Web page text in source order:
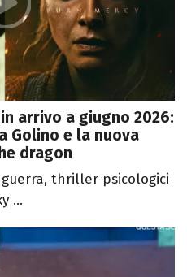
arrivo a giugno 2026:
Golino e la nuova
dragon
thriller psicologici
...